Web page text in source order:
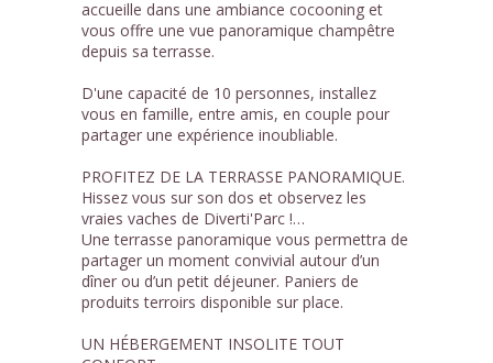
accueille dans une ambiance cocooning et
vous offre une vue panoramique champêtre
depuis sa terrasse.
D'une capacité de 10 personnes, installez
vous en famille, entre amis, en couple pour
partager une expérience inoubliable.
PROFITEZ DE LA TERRASSE PANORAMIQUE.
Hissez vous sur son dos et observez les
vraies vaches de Diverti'Parc !…
Une terrasse panoramique vous permettra de
partager un moment convivial autour d’un
dîner ou d’un petit déjeuner. Paniers de
produits terroirs disponible sur place.
UN HÉBERGEMENT INSOLITE TOUT